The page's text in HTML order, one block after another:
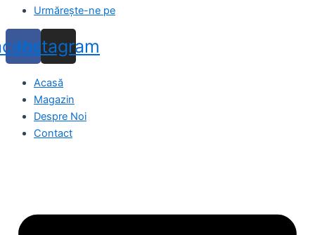
Urmărește-ne pe
Instagram
Acasă
Magazin
Despre Noi
Contact